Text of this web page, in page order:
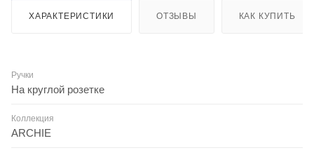
ХАРАКТЕРИСТИКИ ОТЗЫВЫ КАК КУПИТЬ
Ручки
На круглой розетке
Коллекция
ARCHIE